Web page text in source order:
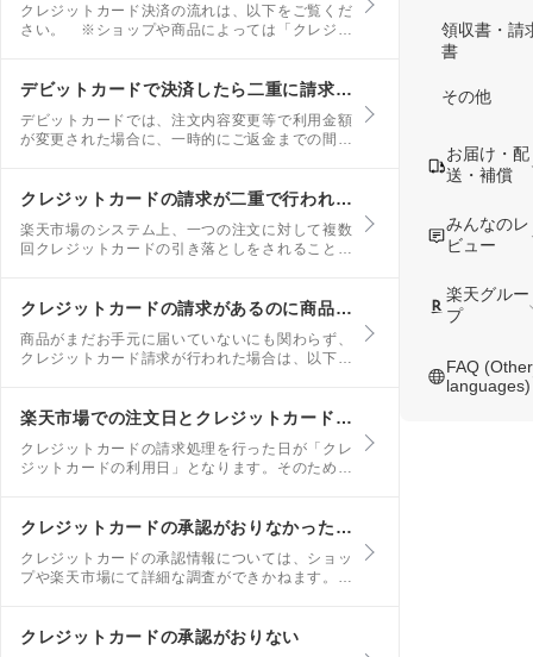
クレジットカード決済の流れは、以下をご覧くだ
さい。 ※ショップや商品によっては「クレジッ
予めご了承ください。 ※楽天市場は、注文ステ
承認を行いません。
デビットカードで決済したら二重に請求された
デビットカードでは、注文内容変更等で利用金額
が変更された場合に、一時的にご返金までの間は
されます。その返金までに最大で61日程度かか クレジットカードの請求が二重で行われた(二重決済)
楽天市場のシステム上、一つの注文に対して複数
回クレジットカードの引き落としをされることは
ことがあります。 初回の請求処理が取り消さクレジットカードの請求があるのに商品が届かない
商品がまだお手元に届いていないにも関わらず、
クレジットカード請求が行われた場合は、以下の
されていない、または、配送途中の可能性があり楽天市場での注文日とクレジットカード会社の利用明細に記載されている利用日が違う(利用した覚えのない利用日で請求されている)
クレジットカードの請求処理を行った日が「クレ
ジットカードの利用日」となります。そのため、
品や予約商品などは、楽天市場での注文日からク
場合があります。
クレジットカードの承認がおりなかった、保留判定になったとショップから連絡がきた(他のショップでは使えている)
クレジットカードの承認情報については、ショッ
プや楽天市場にて詳細な調査ができかねます。
ジットカードでも利用できない場合があります。
クレジットカードの承認がおりない
領収書・請
書
その他
お届け・配
送・補償
みんなのレ
ビュー
楽天グルー
プ
FAQ (Other
languages)